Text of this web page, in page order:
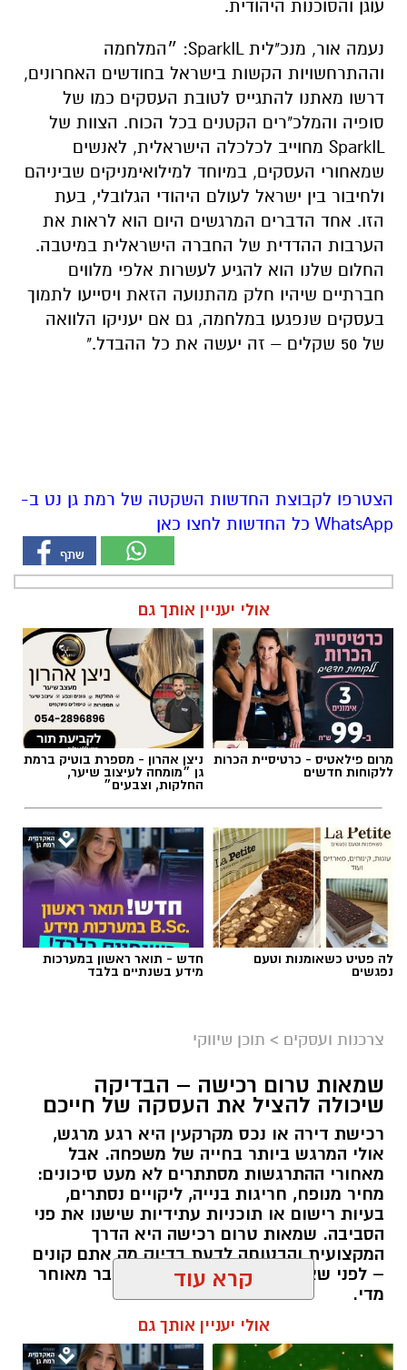
עוגן והסוכנות היהודית.
נעמה אור, מנכ"לית SparkIL: ״המלחמה
וההתרחשויות הקשות בישראל בחודשים האחרונים,
דרשו מאתנו להתגייס לטובת העסקים כמו של
סופיה והמלכ"רים הקטנים בכל הכוח. הצוות של
SparkIL מחוייב לכלכלה הישראלית, לאנשים
שמאחורי העסקים, במיוחד למילואימניקים שביניהם
ולחיבור בין ישראל לעולם היהודי הגלובלי, בעת
הזו. אחד הדברים המרגשים היום הוא לראות את
הערבות ההדדית של החברה הישראלית במיטבה.
החלום שלנו הוא להגיע לעשרות אלפי מלווים
חברתיים שיהיו חלק מהתנועה הזאת ויסייעו לתמוך
בעסקים שנפגעו במלחמה, גם אם יעניקו הלוואה
של 50 שקלים – זה יעשה את כל ההבדל."
הצטרפו לקבוצת החדשות השקטה של רמת גן נט ב-
WhatsApp כל החדשות לחצו כאן
אולי יעניין אותך גם
מרום פילאטיס - כרטיסיית הכרות
ללקוחות חדשים
ניצן אהרון - מספרת בוטיק ברמת
גן ״מומחה לעיצוב שיער,
החלקות, וצבעים״
לה פטיט כשאומנות וטעם
נפגשים
חדש - תואר ראשון במערכות
מידע בשנתיים בלבד
צרכנות ועסקים > תוכן שיווקי
שמאות טרום רכישה – הבדיקה
שיכולה להציל את העסקה של חייכם
רכישת דירה או נכס מקרקעין היא רגע מרגש,
אולי המרגש ביותר בחייה של משפחה. אבל
מאחורי ההתרגשות מסתתרים לא מעט סיכונים:
מחיר מנופח, חריגות בנייה, ליקויים נסתרים,
בעיות רישום או תוכניות עתידיות שישנו את פני
הסביבה. שמאות טרום רכישה היא הדרך
המקצועית והבטוחה לדעת בדיוק מה אתם קונים
– לפני שאתם חותמים, ולא אחרי שכבר מאוחר
מדי.
קרא עוד
אולי יעניין אותך גם